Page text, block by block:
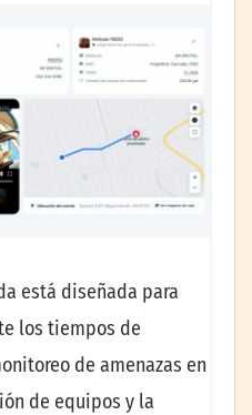
está diseñada para
los tiempos de
de amenazas en
de equipos y la